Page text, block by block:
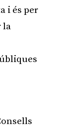
i és per
la